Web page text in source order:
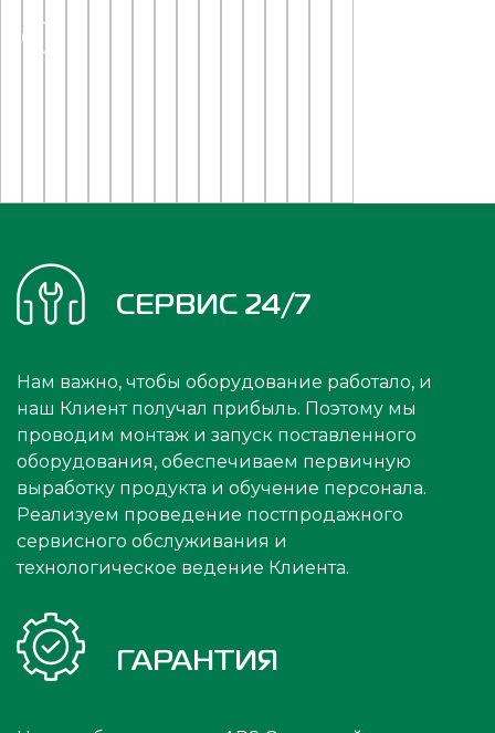
СЕРВИС 24/7
Нам важно, чтобы оборудование работало, и
наш Клиент получал прибыль. Поэтому мы
проводим монтаж и запуск поставленного
оборудования, обеспечиваем первичную
выработку продукта и обучение персонала.
Реализуем проведение постпродажного
сервисного обслуживания и
технологическое ведение Клиента.
ГАРАНТИЯ